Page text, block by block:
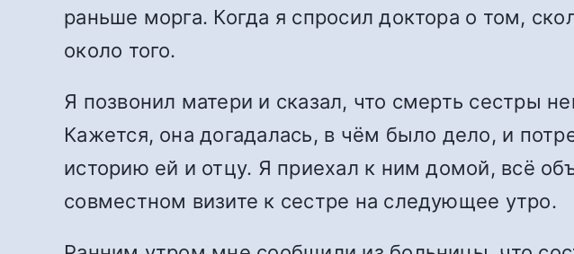
раньше морга. Когда я спросил доктора о том,
около того.
Я позвонил матери и сказал, что смерть сестры
Кажется, она догадалась, в чём было дело, и
историю ей и отцу. Я приехал к ним домой, всё
совместном визите к сестре на следующее утро.